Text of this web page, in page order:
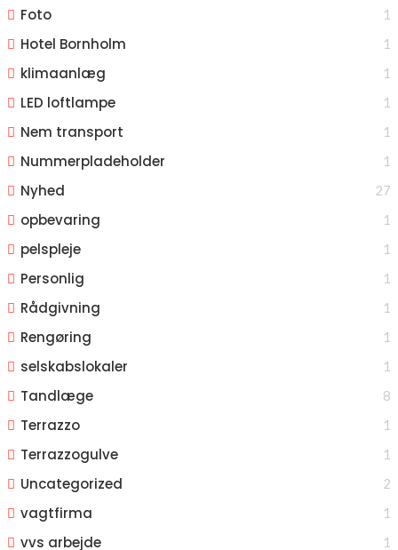
Foto 1
Hotel Bornholm 1
klimaanlæg 1
LED loftlampe 1
Nem transport 1
Nummerpladeholder 1
Nyhed 27
opbevaring 1
pelspleje 1
Personlig 1
Rådgivning 1
Rengøring 1
selskabslokaler 1
Tandlæge 8
Terrazzo 1
Terrazzogulve 1
Uncategorized 2
vagtfirma 1
vvs arbejde 1